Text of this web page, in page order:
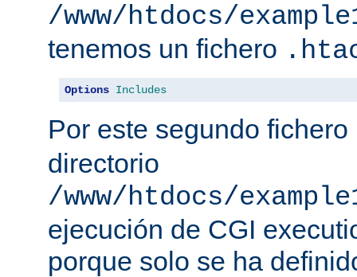
/www/htdocs/
tenemos un fichero
Options Includes
Por este segundo fichero
directorio
/www/htdocs/
ejecución de CGI
porque solo se ha